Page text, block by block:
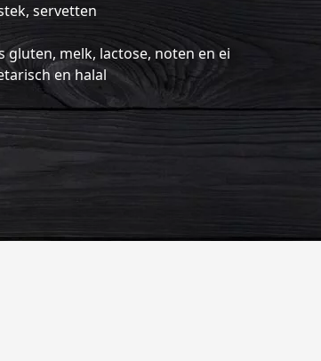
servetten
melk, lactose, noten en ei
en halal